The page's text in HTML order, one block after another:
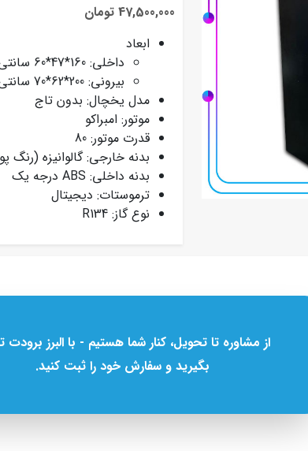
47,500,000 تومان
ابعاد
داخلی: 160*47*60 سانتی متر
بیرونی: 200*62*70 سانتی متر
مدل یخچال: بدون تاج
موتور: امبراکو
قدرت موتور: 80
بدنه خارجی: گالوانیزه (رنگ
بدنه داخلی: ABS درجه یک
ترموستات: دیجیتال
نوع گاز: R134
از مشاوره تا تحویل، کنار شما هستیم - با البرز
بگیرید و سفارش خود را ثبت کنید.